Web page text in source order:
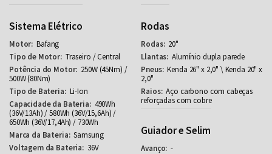
Sistema Elétrico
Bafang
Traseiro / Central
250W (45Nm) /
500W (80Nm)
Li-Ion
490Wh
(36V/13Ah) / 580Wh (36V/15,6Ah) /
650Wh (36V/17,4Ah) / 730Wh
Samsung
36V
Rodas
20"
Alumínio dupla parede
Kenda 26" x 2,0" \ Kenda 20" x
2,0"
Aço carbono com cabeças
reforçadas com cobre
Guiador e Selim
-